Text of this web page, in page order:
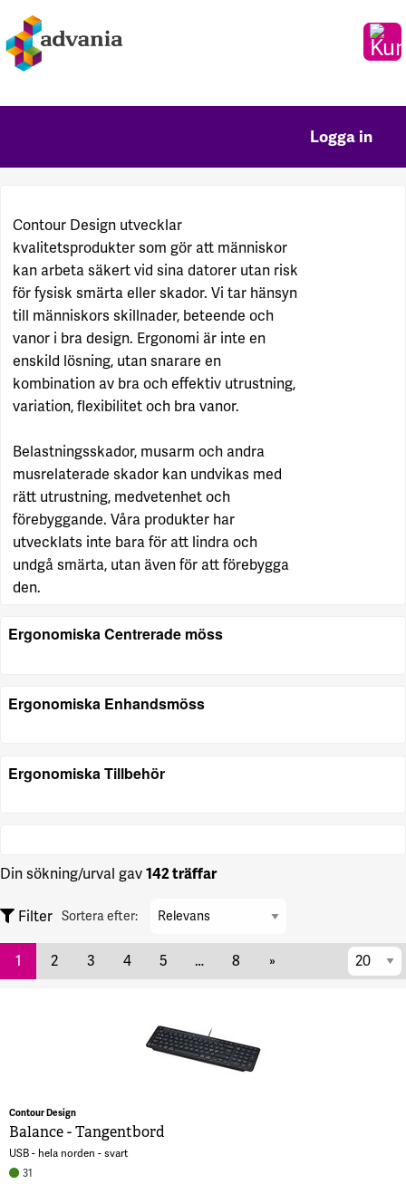
Logga in
Contour Design utvecklar
kvalitetsprodukter som gör att människor
kan arbeta säkert vid sina datorer utan risk
för fysisk smärta eller skador. Vi tar hänsyn
till människors skillnader, beteende och
vanor i bra design. Ergonomi är inte en
enskild lösning, utan snarare en
kombination av bra och effektiv utrustning,
variation, flexibilitet och bra vanor.
Belastningsskador, musarm och andra
musrelaterade skador kan undvikas med
rätt utrustning, medvetenhet och
förebyggande. Våra produkter har
utvecklats inte bara för att lindra och
undgå smärta, utan även för att förebygga
den.
Ergonomiska Centrerade möss
Ergonomiska Enhandsmöss
Ergonomiska Tillbehör
Din sökning/urval gav 142 träffar
Filter Sortera
Sortera efter:
1 2 3 4 5 … 8 »
per
sida
31
Contour Design
Balance - Tangentbord
USB - hela norden - svart